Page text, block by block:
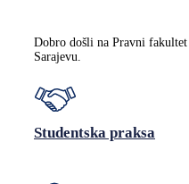
Dobro došli na Pravni
Sarajevu.
Studentska praksa